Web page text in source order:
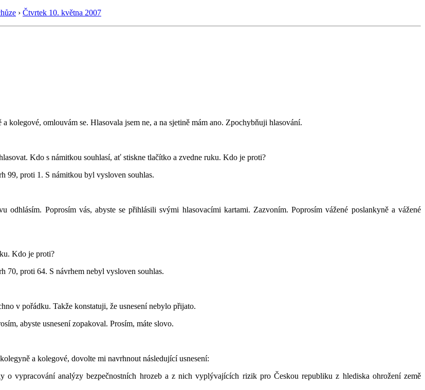
› Čtvrtek 10. května 2007
kolegové, omlouvám se. Hlasovala jsem ne, a na sjetině mám ano. Zpochybňuji hlasování.
Kdo s námitkou souhlasí, ať stiskne tlačítko a zvedne ruku. Kdo je proti?
99, proti 1. S námitkou byl vysloven souhlas.
odhlásím. Poprosím vás, abyste se přihlásili svými hlasovacími kartami. Zazvoním. Poprosím vážené poslankyně a vážené
Kdo je proti?
70, proti 64. S návrhem nebyl vysloven souhlas.
v pořádku. Takže konstatuji, že usnesení nebylo přijato.
abyste usnesení zopakoval. Prosím, máte slovo.
a kolegové, dovolte mi navrhnout následující usnesení:
o vypracování analýzy bezpečnostních hrozeb a z nich vyplývajících rizik pro Českou republiku z hlediska ohrožení země